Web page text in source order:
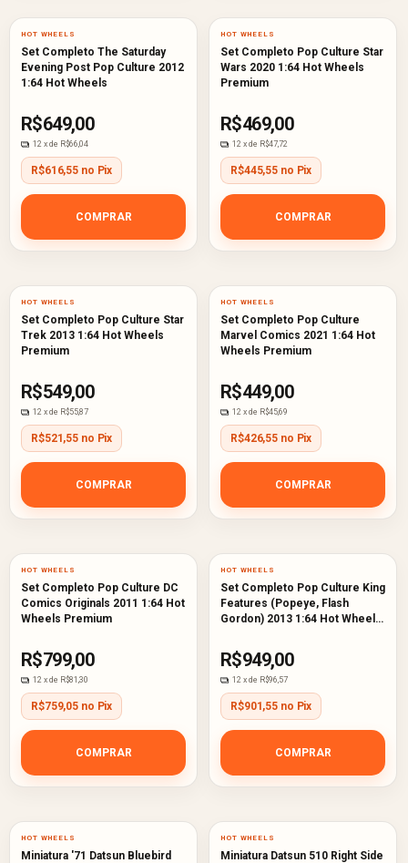
HOT WHEELS
Set Completo The Saturday
Evening Post Pop Culture 2012
1:64 Hot Wheels
R$649,00
12 x de R$66,04
R$616,55 no Pix
COMPRAR
HOT WHEELS
Set Completo Pop Culture Star
Wars 2020 1:64 Hot Wheels
Premium
R$469,00
12 x de R$47,72
R$445,55 no Pix
COMPRAR
HOT WHEELS
Set Completo Pop Culture Star
Trek 2013 1:64 Hot Wheels
Premium
R$549,00
12 x de R$55,87
R$521,55 no Pix
COMPRAR
HOT WHEELS
Set Completo Pop Culture
Marvel Comics 2021 1:64 Hot
Wheels Premium
R$449,00
12 x de R$45,69
R$426,55 no Pix
COMPRAR
HOT WHEELS
Set Completo Pop Culture DC
Comics Originals 2011 1:64 Hot
Wheels Premium
R$799,00
12 x de R$81,30
R$759,05 no Pix
COMPRAR
HOT WHEELS
Set Completo Pop Culture King
Features (Popeye, Flash
Gordon) 2013 1:64 Hot Wheels
R$949,00
12 x de R$96,57
R$901,55 no Pix
COMPRAR
HOT WHEELS
Miniatura '71 Datsun Bluebird
HOT WHEELS
Miniatura Datsun 510 Right Side